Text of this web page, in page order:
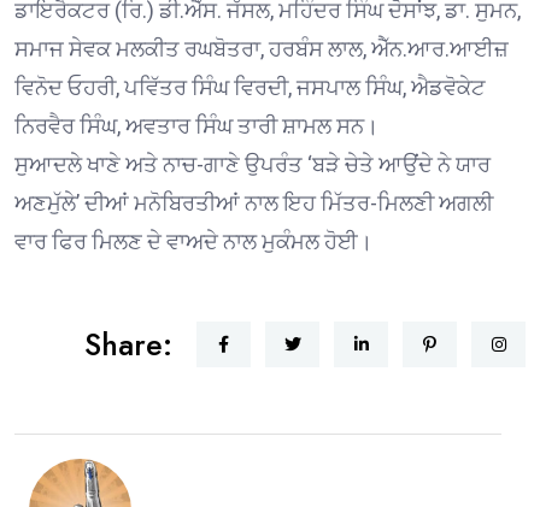
ਡਾਇਰੈਕਟਰ (ਰਿ.) ਡੀ.ਐੱਸ. ਜੱਸਲ, ਮਹਿੰਦਰ ਸਿੰਘ ਦੋਸਾਂਝ, ਡਾ. ਸੁਮਨ,
ਸਮਾਜ ਸੇਵਕ ਮਲਕੀਤ ਰਘਬੋਤਰਾ, ਹਰਬੰਸ ਲਾਲ, ਐੱਨ.ਆਰ.ਆਈਜ਼
ਵਿਨੋਦ ਓਹਰੀ, ਪਵਿੱਤਰ ਸਿੰਘ ਵਿਰਦੀ, ਜਸਪਾਲ ਸਿੰਘ, ਐਡਵੋਕੇਟ
ਨਿਰਵੈਰ ਸਿੰਘ, ਅਵਤਾਰ ਸਿੰਘ ਤਾਰੀ ਸ਼ਾਮਲ ਸਨ।
ਸੁਆਦਲੇ ਖਾਣੇ ਅਤੇ ਨਾਚ-ਗਾਣੇ ਉਪਰੰਤ ‘ਬੜੇ ਚੇਤੇ ਆਉਂਦੇ ਨੇ ਯਾਰ
ਅਣਮੁੱਲੇ’ ਦੀਆਂ ਮਨੋਬਿਰਤੀਆਂ ਨਾਲ ਇਹ ਮਿੱਤਰ-ਮਿਲਣੀ ਅਗਲੀ
ਵਾਰ ਫਿਰ ਮਿਲਣ ਦੇ ਵਾਅਦੇ ਨਾਲ ਮੁਕੰਮਲ ਹੋਈ।
Share: